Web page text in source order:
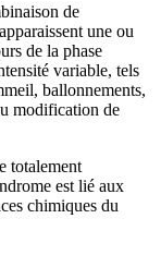
de
une ou
de la phase
variable, tels
ballonnements,
modification de
totalement
est lié aux
chimiques du